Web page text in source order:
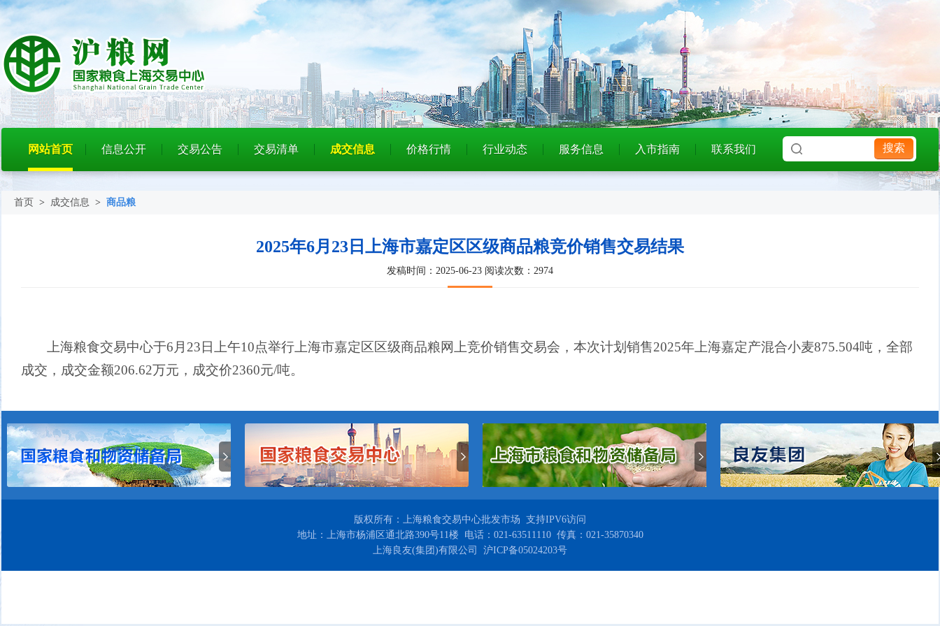
网站首页 信息公开 交易公告 交易清单 成交信息 价格行情 行业动态 服务信息 入市指南 联系我们 搜索
首页 > 成交信息 > 商品粮
2025年6月23日上海市嘉定区区级商品粮竞价销售交易结果
发稿时间：2025-06-23 阅读次数：2974
上海粮食交易中心于6月23日上午10点举行上海市嘉定区区级商品粮网上竞价销售交易会，本次计划销售2025年上海嘉定产混合小麦875.504吨，全部
成交，成交金额206.62万元，成交价2360元/吨。
版权所有：上海粮食交易中心批发市场 支持IPV6访问
地址：上海市杨浦区通北路390号11楼 电话：021-63511110 传真：021-35870340
上海良友(集团)有限公司 沪ICP备05024203号